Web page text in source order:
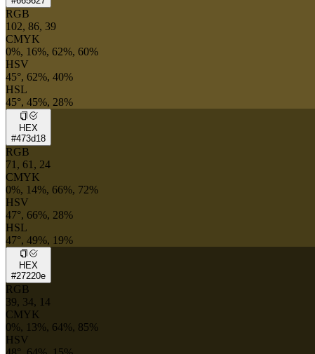
RGB
102, 86, 39
CMYK
0%, 16%, 62%, 60%
HSV
45°, 62%, 40%
HSL
45°, 45%, 28%
HEX
#473d18
RGB
71, 61, 24
CMYK
0%, 14%, 66%, 72%
HSV
47°, 66%, 28%
HSL
47°, 49%, 19%
HEX
#27220e
RGB
39, 34, 14
CMYK
0%, 13%, 64%, 85%
HSV